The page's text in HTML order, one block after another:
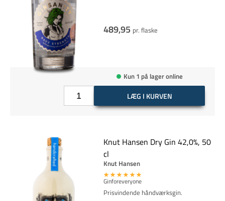
489,95 pr. flaske
Kun 1 på lager online
LÆG I KURVEN
Knut Hansen Dry Gin 42,0%, 50
cl
Knut Hansen
Ginforeveryone
Prisvindende håndværksgin.